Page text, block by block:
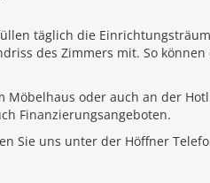
täglich die
des Zimmers mit. So
oder auch an der
Finanzierungsangeboten.
Sie uns unter der Höffner